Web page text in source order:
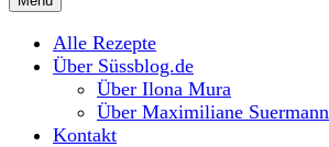
suessblog.de
Alle Rezepte
Über Süssblog.de
Über Ilona Mura
Über Maximiliane Suermann
Kontakt